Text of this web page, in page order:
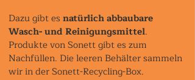
Dazu gibt es natürlich abbaubare
Wasch- und Reinigungsmittel.
Produkte von Sonett gibt es zum
Nachfüllen. Die leeren Behälter sammeln
wir in der Sonett-Recycling-Box.